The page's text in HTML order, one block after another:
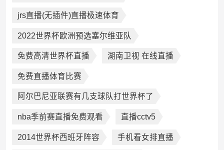
jrs直播(无插件)直播极速体育
2022世界杯欧洲预选塞尔维亚队
免费高清世界杯直播 湖南卫视 在线直播
免费直播体育比赛
阿尔巴尼亚联赛有几支球队打世界杯了
nba季前赛直播免费观看 直播cctv5
2014世界杯西班牙阵容 手机看女排直播